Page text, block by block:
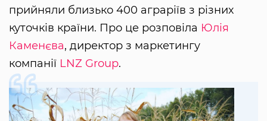
прийняли близько 400 аграріїв з різних
куточків країни. Про це розповіла Юлія
Каменєва, директор з маркетингу
компанії LNZ Group.